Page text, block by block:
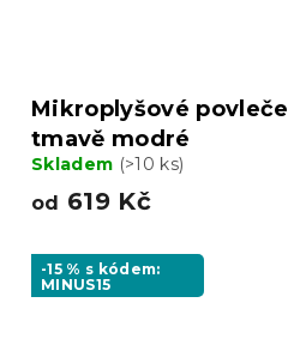
Mikroplyšové
tmavě modré
Skladem (>10 ks)
od 619 Kč
-15 % s kódem:
MINUS15